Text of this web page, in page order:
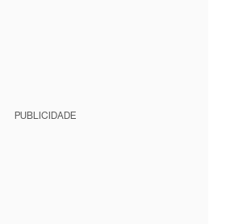
PUBLICIDADE